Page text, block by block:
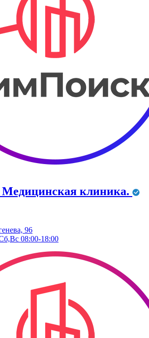
Медицинская клиника.
96
08:00-18:00